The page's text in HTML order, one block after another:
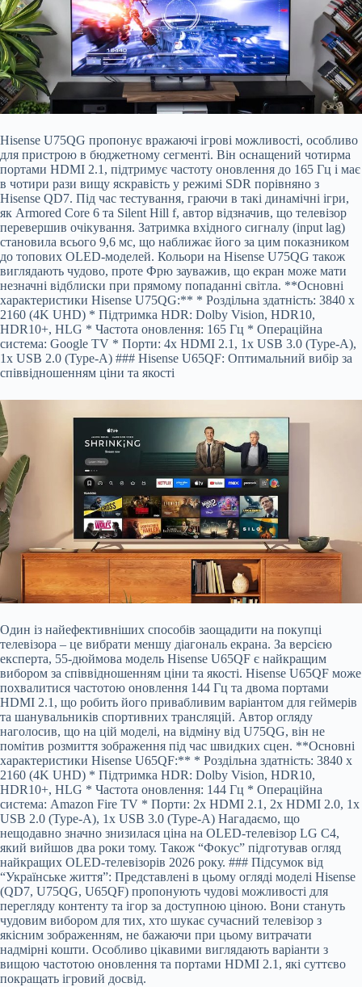
Hisense U75QG пропонує вражаючі ігрові можливості, особливо
для пристрою в бюджетному сегменті. Він оснащений чотирма
портами HDMI 2.1, підтримує частоту оновлення до 165 Гц і має
в чотири рази вищу яскравість у режимі SDR порівняно з
Hisense QD7. Під час тестування, граючи в такі динамічні ігри,
як Armored Core 6 та Silent Hill f, автор відзначив, що телевізор
перевершив очікування. Затримка вхідного сигналу (input lag)
становила всього 9,6 мс, що наближає його за цим показником
до топових OLED-моделей. Кольори на Hisense U75QG також
виглядають чудово, проте Фрю зауважив, що екран може мати
незначні відблиски при прямому попаданні світла. **Основні
характеристики Hisense U75QG:** * Роздільна здатність: 3840 x
2160 (4K UHD) * Підтримка HDR: Dolby Vision, HDR10,
HDR10+, HLG * Частота оновлення: 165 Гц * Операційна
система: Google TV * Порти: 4x HDMI 2.1, 1x USB 3.0 (Type-A),
1x USB 2.0 (Type-A) ### Hisense U65QF: Оптимальний вибір за
співвідношенням ціни та якості
Один із найефективніших способів заощадити на покупці
телевізора – це вибрати меншу діагональ екрана. За версією
експерта, 55-дюймова модель Hisense U65QF є найкращим
вибором за співвідношенням ціни та якості. Hisense U65QF може
похвалитися частотою оновлення 144 Гц та двома портами
HDMI 2.1, що робить його привабливим варіантом для геймерів
та шанувальників спортивних трансляцій. Автор огляду
наголосив, що на цій моделі, на відміну від U75QG, він не
помітив розмиття зображення під час швидких сцен. **Основні
характеристики Hisense U65QF:** * Роздільна здатність: 3840 x
2160 (4K UHD) * Підтримка HDR: Dolby Vision, HDR10,
HDR10+, HLG * Частота оновлення: 144 Гц * Операційна
система: Amazon Fire TV * Порти: 2x HDMI 2.1, 2x HDMI 2.0, 1x
USB 2.0 (Type-A), 1x USB 3.0 (Type-A) Нагадаємо, що
нещодавно значно знизилася ціна на OLED-телевізор LG C4,
який вийшов два роки тому. Також “Фокус” підготував огляд
найкращих OLED-телевізорів 2026 року. ### Підсумок від
“Українське життя”: Представлені в цьому огляді моделі Hisense
(QD7, U75QG, U65QF) пропонують чудові можливості для
перегляду контенту та ігор за доступною ціною. Вони стануть
чудовим вибором для тих, хто шукає сучасний телевізор з
якісним зображенням, не бажаючи при цьому витрачати
надмірні кошти. Особливо цікавими виглядають варіанти з
вищою частотою оновлення та портами HDMI 2.1, які суттєво
покращать ігровий досвід.